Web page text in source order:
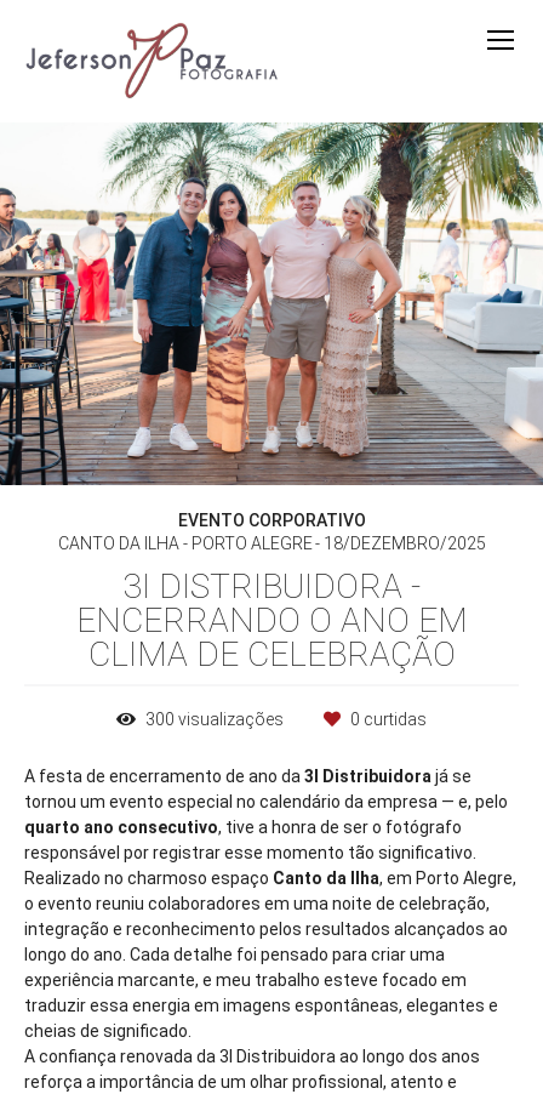
EVENTO CORPORATIVO
CANTO DA ILHA - PORTO ALEGRE
18/DEZEMBRO/2025
3I DISTRIBUIDORA -
ENCERRANDO O ANO EM
CLIMA DE CELEBRAÇÃO
300 visualizações 0 curtidas
A festa de encerramento de ano da3I Distribuidorajá se
tornou um evento especial no calendário da empresa — e, pelo
quarto ano consecutivo, tive a honra de ser o fotógrafo
responsável por registrar esse momento tão significativo.
Realizado no charmoso espaço Canto da Ilha, em Porto Alegre,
o evento reuniu colaboradores em uma noite de celebração,
integração e reconhecimento pelos resultados alcançados ao
longo do ano. Cada detalhe foi pensado para criar uma
experiência marcante, e meu trabalho esteve focado em
traduzir essa energia em imagens espontâneas, elegantes e
cheias de significado.
A confiança renovada da 3I Distribuidora ao longo dos anos
reforça a importância de um olhar profissional, atento e